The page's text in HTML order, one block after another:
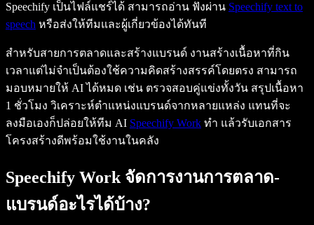
Speechify เป็นไฟล์แชร์ได้ สามารถอ่าน ฟังผ่าน Speechify text to
speech หรือส่งให้ทีมและผู้เกี่ยวข้องได้ทันที
สำหรับสายการตลาดและสร้างแบรนด์ งานสร้างเนื้อหาที่กิน
เวลาแต่ไม่จำเป็นต้องใช้ความคิดสร้างสรรค์โดยตรง สามารถ
มอบหมายให้ AI ได้หมด เช่น ตรวจสอบคู่แข่งทั้งวัน สรุปเนื้อหา
1 ชั่วโมง วิเคราะห์ตำแหน่งแบรนด์จากหลายแหล่ง แทนที่จะ
ลงมือเองก็ปล่อยให้ทีม AI Speechify Work ทำ แล้วรับเอกสาร
โครงสร้างดีพร้อมใช้งานในคลัง
Speechify Work จัดการงานการตลาด-
แบรนด์อะไรได้บ้าง?